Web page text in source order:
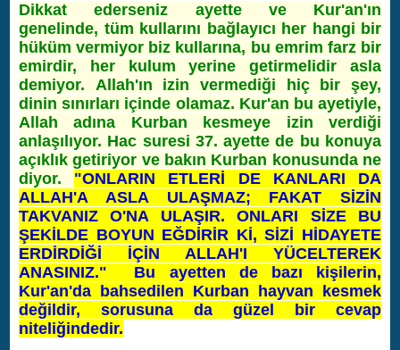
Dikkat ederseniz ayette ve Kur'an'ın
genelinde, tüm kullarını bağlayıcı her hangi bir
hüküm vermiyor biz kullarına, bu emrim farz bir
emirdir, her kulum yerine getirmelidir asla
demiyor. Allah'ın izin vermediği hiç bir şey,
dinin sınırları içinde olamaz. Kur'an bu ayetiyle,
Allah adına Kurban kesmeye izin verdiği
anlaşılıyor. Hac suresi 37. ayette de bu konuya
açıklık getiriyor ve bakın Kurban konusunda ne
diyor. "ONLARIN ETLERİ DE KANLARI DA
ALLAH'A ASLA ULAŞMAZ; FAKAT SİZİN
TAKVANIZ O'NA ULAŞIR. ONLARI SİZE BU
ŞEKİLDE BOYUN EĞDİRİR Kİ, SİZİ HİDAYETE
ERDİRDİĞİ İÇİN ALLAH'I YÜCELTEREK
ANASINIZ." Bu ayetten de bazı kişilerin,
Kur'an'da bahsedilen Kurban hayvan kesmek
değildir, sorusuna da güzel bir cevap
niteliğindedir.